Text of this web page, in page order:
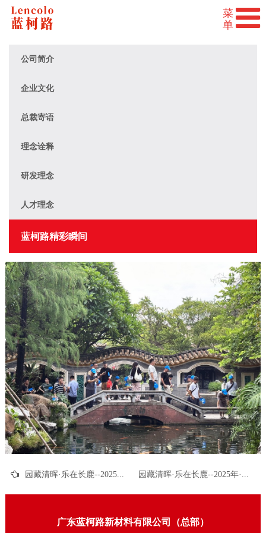
公司简介
企业文化
总裁寄语
理念诠释
研发理念
人才理念
蓝柯路精彩瞬间
广东蓝柯路新材料有限公司（总部）